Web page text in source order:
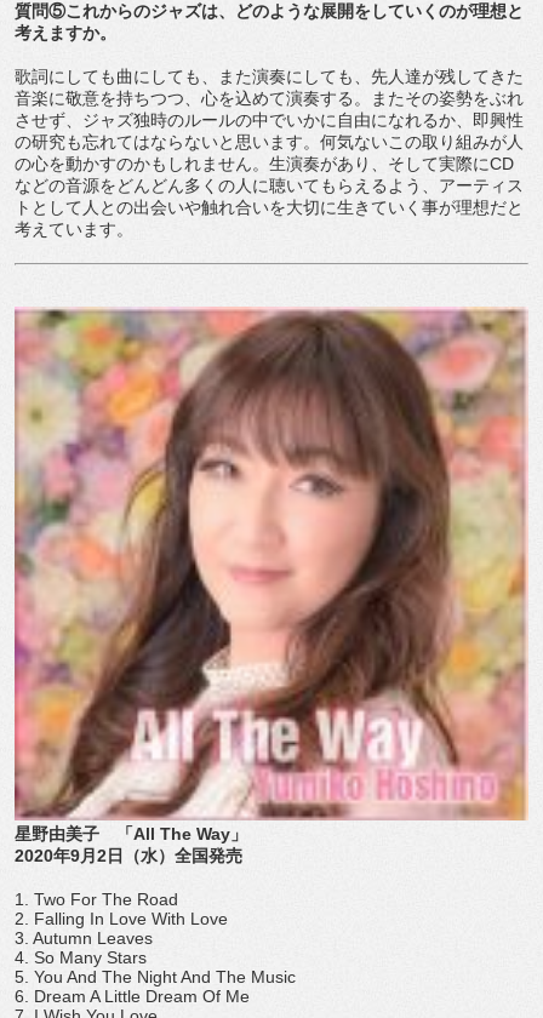
質問⑤これからのジャズは、どのような展開をしていくのが理想と
考えますか。
歌詞にしても曲にしても、また演奏にしても、先人達が残してきた
音楽に敬意を持ちつつ、心を込めて演奏する。またその姿勢をぶれ
させず、ジャズ独時のルールの中でいかに自由になれるか、即興性
の研究も忘れてはならないと思います。何気ないこの取り組みが人
の心を動かすのかもしれません。生演奏があり、そして実際にCD
などの音源をどんどん多くの人に聴いてもらえるよう、アーティス
トとして人との出会いや触れ合いを大切に生きていく事が理想だと
考えています。
星野由美子 「All The Way」
2020年9月2日（水）全国発売
1. Two For The Road
2. Falling In Love With Love
3. Autumn Leaves
4. So Many Stars
5. You And The Night And The Music
6. Dream A Little Dream Of Me